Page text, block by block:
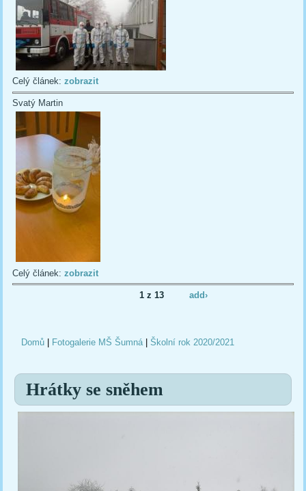
Celý článek:zobrazit
Svatý Martin
Celý článek:zobrazit
1 z 13 add›
Domů| Fotogalerie MŠ Šumná| Školní rok 2020/2021
Hrátky se sněhem